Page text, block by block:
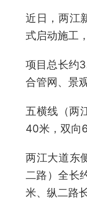
近日，两江
式启动施工
项目总长约
合管网、景
五横线（两
40米，双向
两江大道东
二路）全长
米、纵二路